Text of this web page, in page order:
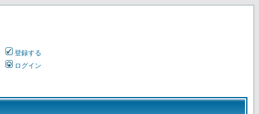
登録する
ログイン